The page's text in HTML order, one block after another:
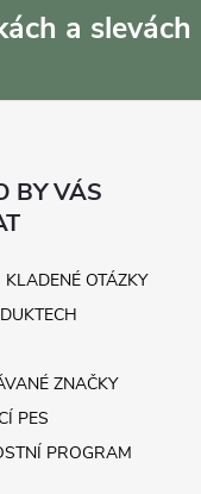
a slevách
BY VÁS
KLADENÉ OTÁZKY
ZNAČKY
PES
PROGRAM